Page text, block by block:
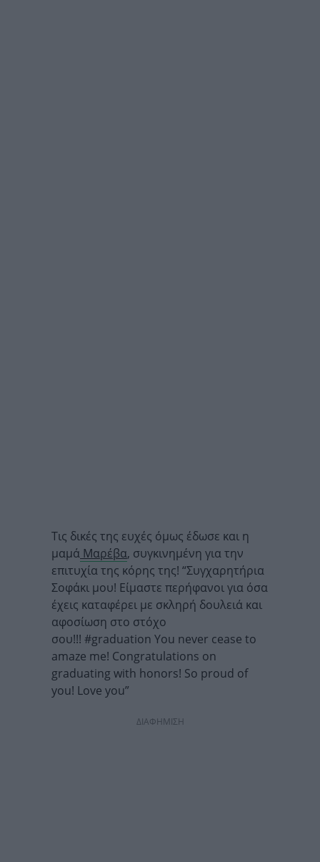
Tις δικές της ευχές όμως έδωσε και η
μαμά Μαρέβα, συγκινημένη για την
επιτυχία της κόρης της! “Συγχαρητήρια
Σοφάκι μου! Είμαστε περήφανοι για όσα
έχεις καταφέρει με σκληρή δουλειά και
αφοσίωση στο στόχο
σου!!! #graduation You never cease to
amaze me! Congratulations on
graduating with honors! So proud of
you! Love you”
ΔΙΑΦΗΜΙΣΗ